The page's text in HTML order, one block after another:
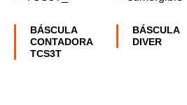
BÁSCULA
CONTADORA
TCS3T
BÁSCULA
DIVER